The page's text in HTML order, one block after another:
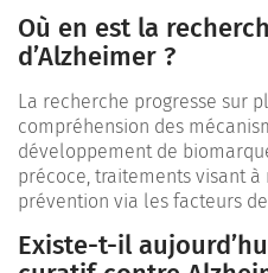
Où en est la
d’Alzheimer ?
La recherche progresse sur
compréhension des
développement de
précoce, traitements visant
prévention via les facteurs
Existe-t-il